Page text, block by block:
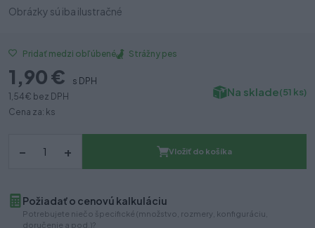
Obrázky sú iba ilustračné
Pridať medzi obľúbené Strážny pes
1,90 €
s DPH
1,54 € bez DPH
Cena za: ks
Na sklade(51 ks)
– + Vložiť do košíka
Požiadať o cenovú kalkuláciu
Potrebujete niečo špecifické (množstvo, rozmery, konfiguráciu,
doručenie a pod.)?